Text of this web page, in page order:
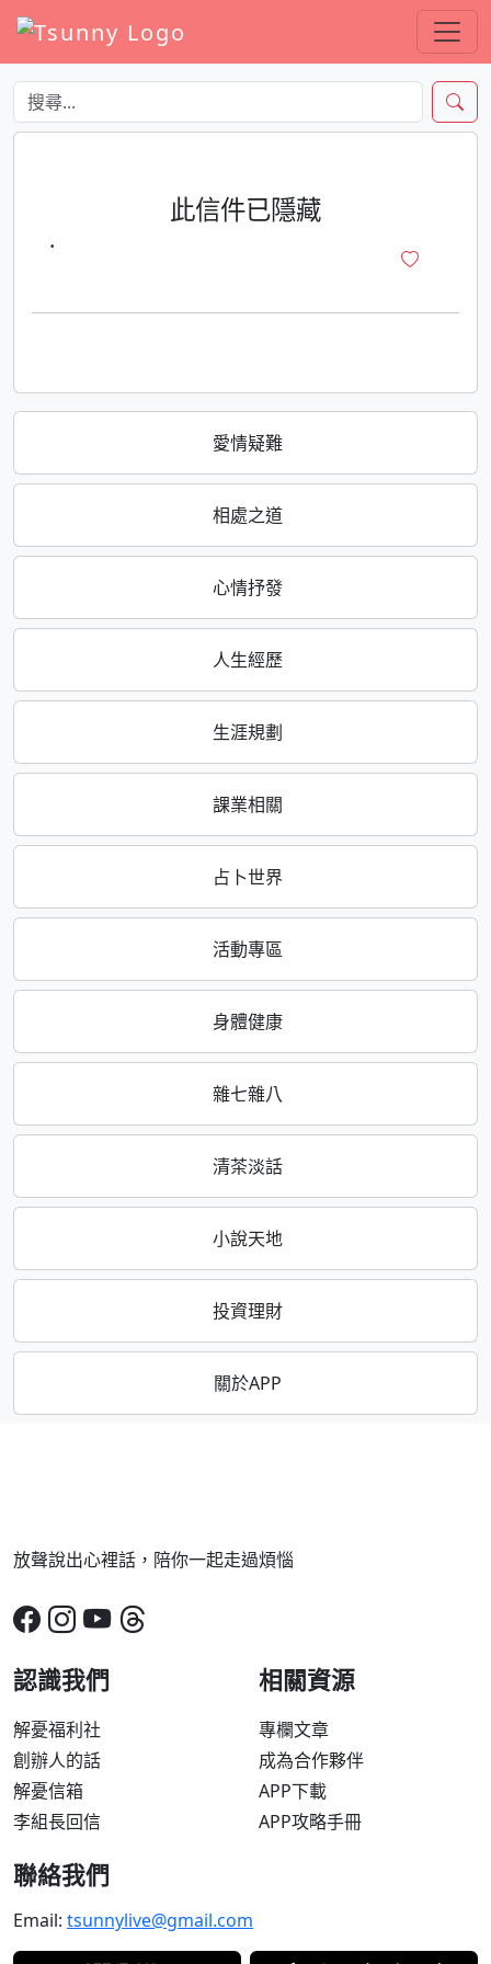
愛情疑難
相處之道
心情抒發
人生經歷
生涯規劃
課業相關
占卜世界
活動專區
身體健康
雜七雜八
清茶淡話
小說天地
投資理財
關於APP
此信件已隱藏
·
放聲說出心裡話，陪你一起走過煩惱
認識我們
解憂福利社
創辦人的話
解憂信箱
李組長回信
相關資源
專欄文章
成為合作夥伴
APP下載
APP攻略手冊
聯絡我們
Email: tsunnylive@gmail.com